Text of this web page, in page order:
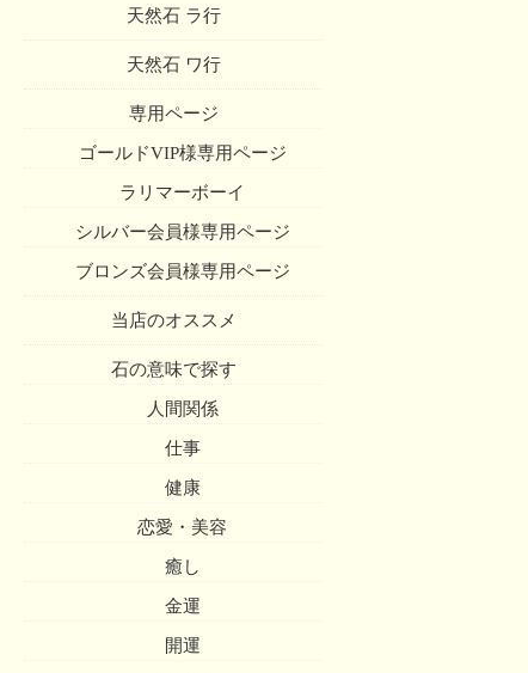
天然石 ラ行
天然石 ワ行
専用ページ
ゴールドVIP様専用ページ
ラリマーボーイ
シルバー会員様専用ページ
ブロンズ会員様専用ページ
当店のオススメ
石の意味で探す
人間関係
仕事
健康
恋愛・美容
癒し
金運
開運